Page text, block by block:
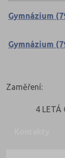
Gymnázium
Gymnázium
Zaměření:
4 LETÁ